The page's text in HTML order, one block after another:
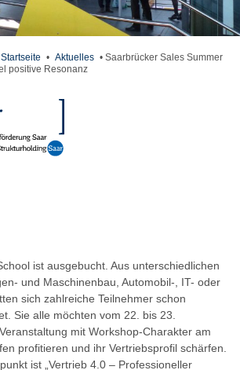
Startseite • Aktuelles • Saarbrücker Sales Summer
positive Resonanz
ist ausgebucht. Aus unterschiedlichen
und Maschinenbau, Automobil-, IT- oder
sich zahlreiche Teilnehmer schon
Sie alle möchten vom 22. bis 23.
mit Workshop-Charakter am
profitieren und ihr Vertriebsprofil schärfen.
ist „Vertrieb 4.0 – Professioneller